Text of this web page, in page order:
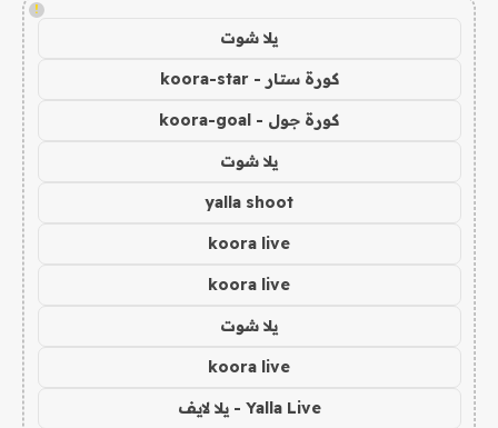
!
يلا شوت
كورة ستار - koora-star
كورة جول - koora-goal
يلا شوت
yalla shoot
koora live
koora live
يلا شوت
koora live
Yalla Live - يلا لايف